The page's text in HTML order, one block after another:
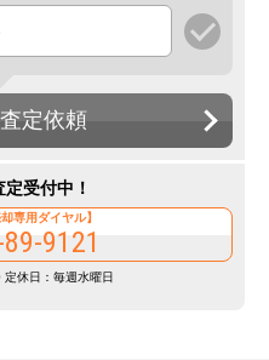
定依頼
受付中！
専用ダイヤル】
9121
休日：毎週水曜日